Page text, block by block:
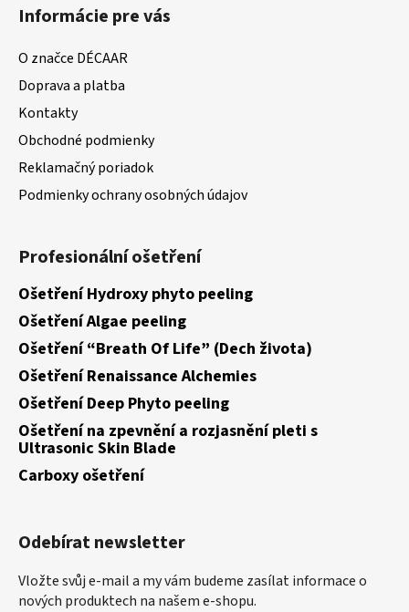
Informácie pre vás
O značce DÉCAAR
Doprava a platba
Kontakty
Obchodné podmienky
Reklamačný poriadok
Podmienky ochrany osobných údajov
Profesionální ošetření
Ošetření Hydroxy phyto peeling
Ošetření Algae peeling
Ošetření “Breath Of Life” (Dech života)
Ošetření Renaissance Alchemies
Ošetření Deep Phyto peeling
Ošetření na zpevnění a rozjasnění pleti s
Ultrasonic Skin Blade
Carboxy ošetření
Odebírat newsletter
Vložte svůj e-mail a my vám budeme zasílat informace o
nových produktech na našem e-shopu.